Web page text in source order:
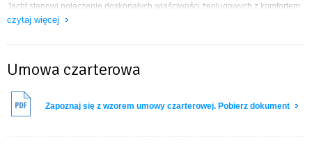
Jacht stanowi połączenie doskonałych właściwości żeglugowych z komfortem
mieszkalnym. Zastosowano w nim przesunięcie środka bocznego oporu w tył
znacznie zyskał on na właściwościach nautycznych. Doskonałe osiągi w
żegludze potwierdzają również liczne sukcesy regatowe oraz pozytywne
opinie użytkowników. Jednostkę wyróżnia również duża mesa, funkcjonalny
kambuz i wygodna kabina WC.
czytaj więcej
Umowa czarterowa
Zapoznaj się z wzorem umowy czarterowej. Pobierz dokument